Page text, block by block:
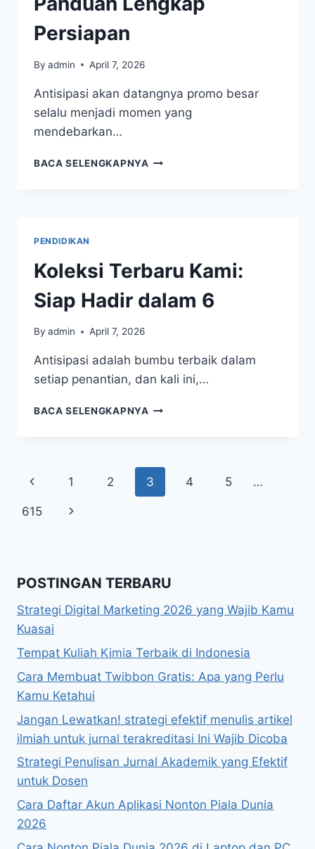
Persiapan
By admin April 7, 2026
Antisipasi akan datangnya promo besar
selalu menjadi momen yang
mendebarkan…
BACA SELENGKAPNYA SALE
PENDIDIKAN
Koleksi Terbaru Kami:
Siap Hadir dalam 6
By admin April 7, 2026
Antisipasi adalah bumbu terbaik dalam
setiap penantian, dan kali ini,…
BACA SELENGKAPNYA KOLEKSI
HADIR
DALAM
6
Page
navigation
Previous
Page
1 2 3 4 5 …
615
Next
POSTINGAN TERBARU
Strategi Digital Marketing 2026 yang Wajib Kamu
Kuasai
Tempat Kuliah Kimia Terbaik di Indonesia
Cara Membuat Twibbon Gratis: Apa yang Perlu
Kamu Ketahui
Jangan Lewatkan! strategi efektif menulis artikel
ilmiah untuk jurnal terakreditasi Ini Wajib Dicoba
Strategi Penulisan Jurnal Akademik yang Efektif
untuk Dosen
Cara Daftar Akun Aplikasi Nonton Piala Dunia
2026